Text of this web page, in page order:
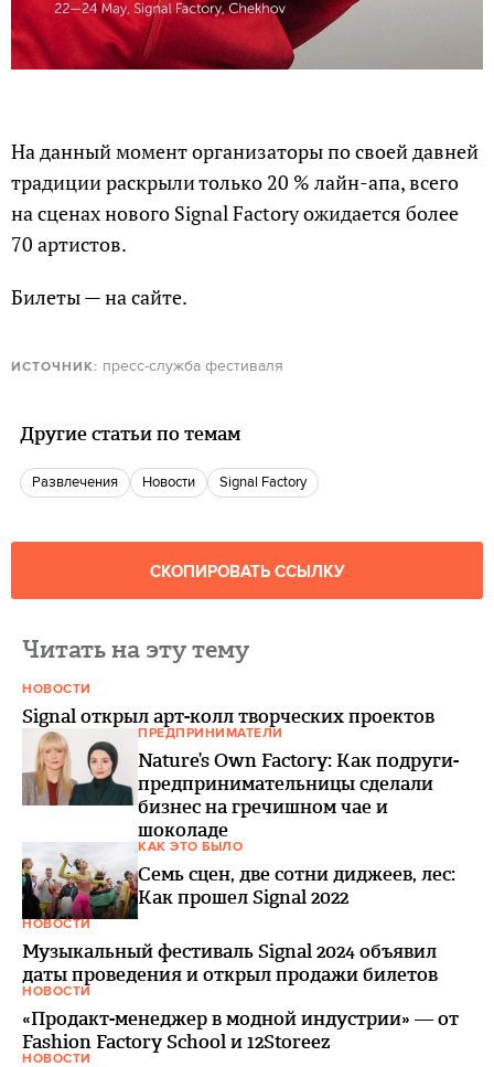
На данный момент организаторы по своей давней
традиции раскрыли только 20 % лайн-апа, всего
на сценах нового Signal Factory ожидается более
70 артистов.
Билеты — на сайте.
ИСТОЧНИК: пресс-служба фестиваля
Другие статьи по темам
Развлечения новости Signal Factory
СКОПИРОВАТЬ ССЫЛКУ
Читать на эту тему
НОВОСТИ
Signal открыл арт-колл творческих проектов
ПРЕДПРИНИМАТЕЛИ
Nature’s Own Factory: Как подруги-
предпринимательницы сделали
бизнес на гречишном чае и
шоколаде
КАК ЭТО БЫЛО
Семь сцен, две сотни диджеев, лес:
Как прошел Signal 2022
НОВОСТИ
Музыкальный фестиваль Signal 2024 объявил
даты проведения и открыл продажи билетов
НОВОСТИ
«Продакт-менеджер в модной индустрии» — от
Fashion Factory School и 12Storeez
НОВОСТИ